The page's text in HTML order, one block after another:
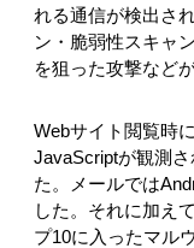
れる通信が検出さ
ン・脆弱性スキャ
を狙った攻撃など
Webサイト閲覧時
JavaScriptが観測
た。メールでは
した。それに加え
プ10に入ったマル